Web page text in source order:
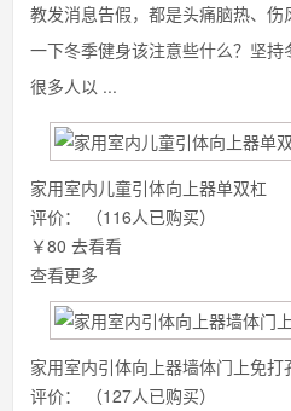
教发消息告假，都是头痛脑热、
一下冬季健身该注意些什么？坚
很多人以 ...
家用室内儿童引体向上器单双杠
评价：
（116人已购买）
￥80 去看看
查看更多
家用室内引体向上器墙体门上免打
评价：
（127人已购买）